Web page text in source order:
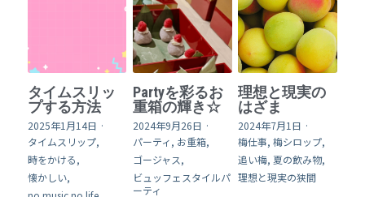
タイムスリッ
プする方法
2025年1月14日 ·
タイムスリップ,
時をかける,
懐かしい,
Partyを彩るお
重箱の輝き☆
2024年9月26日 ·
パーティ, お重箱,
ゴージャス,
ビュッフェスタイルパ
ーティ
理想と現実の
はざま
2024年7月1日 ·
梅仕事, 梅シロップ,
追い梅, 夏の飲み物,
理想と現実の狭間